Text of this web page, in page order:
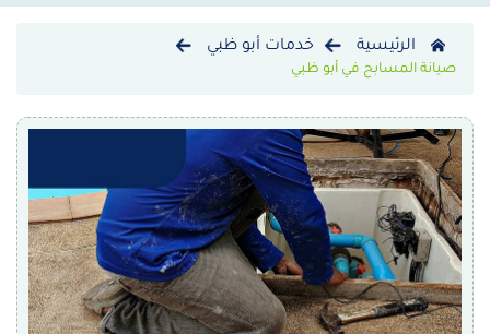
الرئيسية خدمات أبو ظبي
صيانة المسابح في أبو ظبي